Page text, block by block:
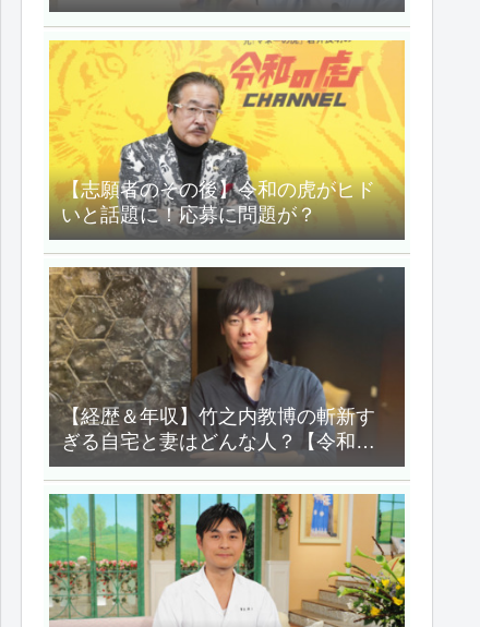
をしでかした？
【志願者のその後】令和の虎がヒド
いと話題に！応募に問題が？
【経歴＆年収】竹之内教博の斬新す
ぎる自宅と妻はどんな人？【令和の
虎】